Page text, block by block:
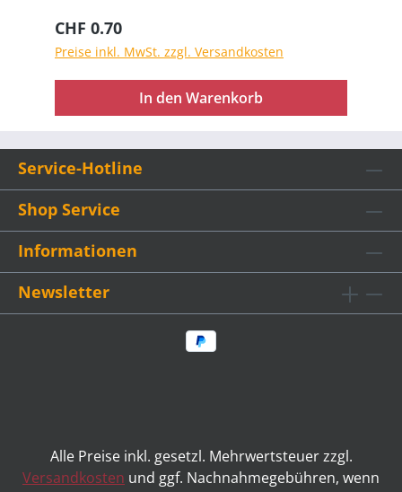
Regulärer Preis:
CHF 0.70
Preise inkl. MwSt. zzgl. Versandkosten
In den Warenkorb
Service-Hotline
Shop Service
Informationen
Newsletter
Alle Preise inkl. gesetzl. Mehrwertsteuer zzgl.
Versandkosten und ggf. Nachnahmegebühren, wenn